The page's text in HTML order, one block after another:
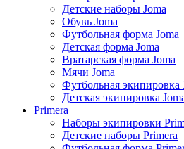
Детские наборы Joma
Обувь Joma
Футбольная форма Joma
Детская форма Joma
Вратарская форма Joma
Мячи Joma
Футбольная экипировка
Детская экипировка
Primera
Наборы экипировки
Детские наборы Primera